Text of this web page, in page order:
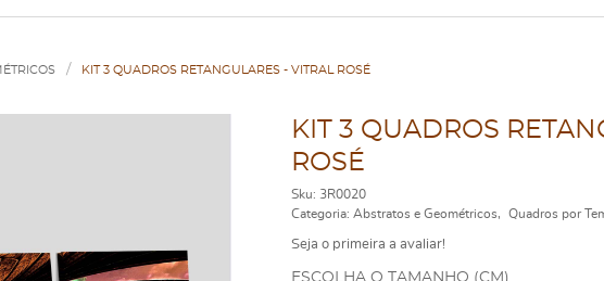
KIT 3 QUADROS RETANGULARES - VITRAL ROSÉ
KIT 3 QUADROS
ROSÉ
Sku: 3R0020
Categoria: Abstratos e Geométricos Quadros por
Seja o primeira a avaliar!
ESCOLHA O TAMANHO (CM)